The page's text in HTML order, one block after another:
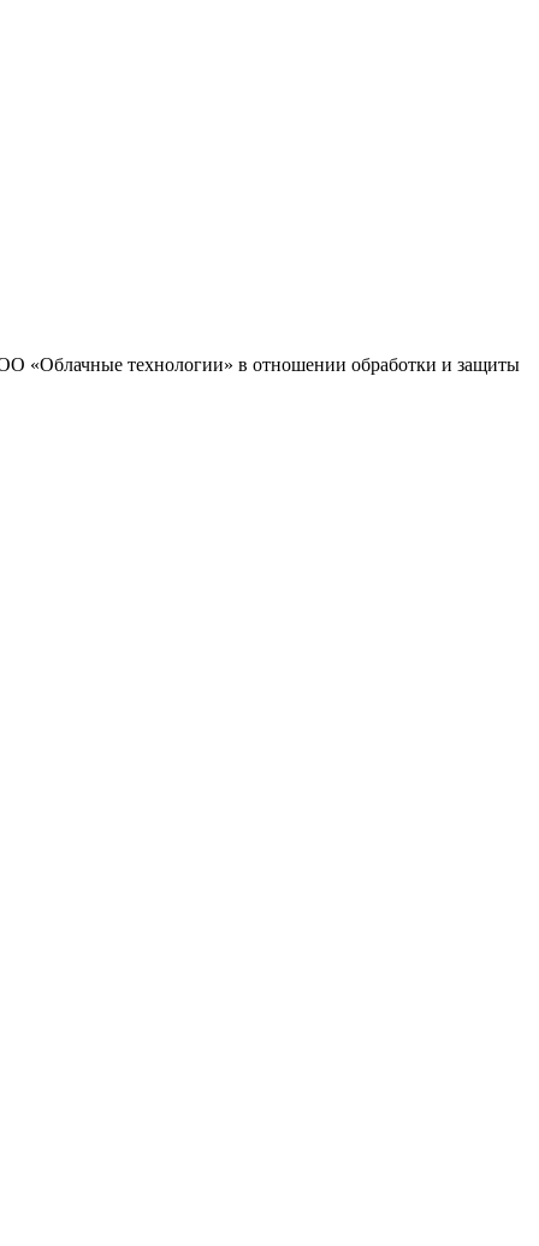
«Облачные технологии» в отношении обработки и защиты